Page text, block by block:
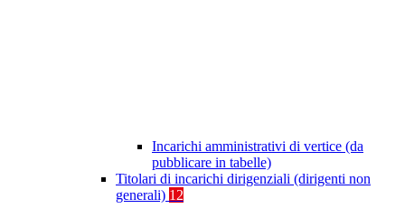
Incarichi amministrativi di vertice (da
pubblicare in tabelle)
Titolari di incarichi dirigenziali (dirigenti non
generali) 12